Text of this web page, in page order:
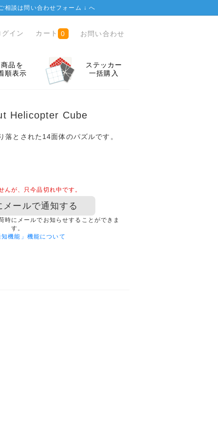
相談は問い合わせフォーム ↓へ
グイン カート 0 お問い合わせ
品を
順表示
ステッカー
一括購入
Helicopter Cube
落とされた14面体のパズルです。
んが、只今品切れ中です。
メールで通知する
時にメールでお知らせすることができま
す。
機能」機能について